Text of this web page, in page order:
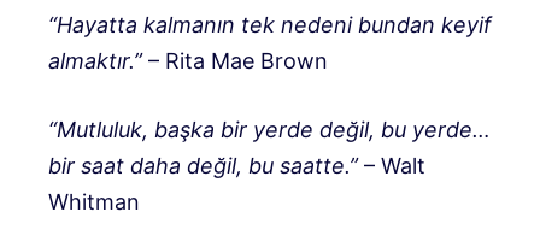
“Hayatta kalmanın tek nedeni bundan keyif
almaktır.”– Rita Mae Brown
“Mutluluk, başka bir yerde değil, bu yerde…
bir saat daha değil, bu saatte.”– Walt
Whitman